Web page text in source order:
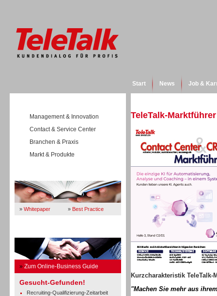
Start News Job &
Management & Innovation
Contact & Service Center
Branchen & Praxis
Markt & Produkte
» Whitepaper » Best Practice
» Zum Online-Business Guide
Gesucht-Gefunden!
Recruiting-Qualifizierung-Zeitarbeit
TeleTalk-
Kurzcharakteristik TeleTalk-
"Machen Sie mehr aus